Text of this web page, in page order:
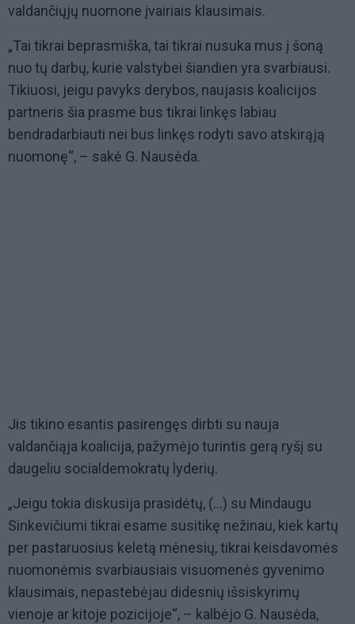
valdančiųjų nuomone įvairiais klausimais.
„Tai tikrai beprasmiška, tai tikrai nusuka mus į šoną
nuo tų darbų, kurie valstybei šiandien yra svarbiausi.
Tikiuosi, jeigu pavyks derybos, naujasis koalicijos
partneris šia prasme bus tikrai linkęs labiau
bendradarbiauti nei bus linkęs rodyti savo atskirąją
nuomonę“, – sakė G. Nausėda.
Jis tikino esantis pasirengęs dirbti su nauja
valdančiąja koalicija, pažymėjo turintis gerą ryšį su
daugeliu socialdemokratų lyderių.
„Jeigu tokia diskusija prasidėtų, (…) su Mindaugu
Sinkevičiumi tikrai esame susitikę nežinau, kiek kartų
per pastaruosius keletą mėnesių, tikrai keisdavomės
nuomonėmis svarbiausiais visuomenės gyvenimo
klausimais, nepastebėjau didesnių išsiskyrimų
vienoje ar kitoje pozicijoje“, – kalbėjo G. Nausėda,